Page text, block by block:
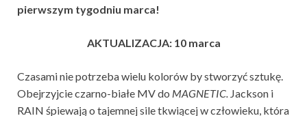
pierwszym tygodniu marca!
AKTUALIZACJA: 10 marca
Czasami nie potrzeba wielu kolorów by stworzyć sztukę.
Obejrzyjcie czarno-białe MV do MAGNETIC. Jackson i
RAIN śpiewają o tajemnej sile tkwiącej w człowieku, która